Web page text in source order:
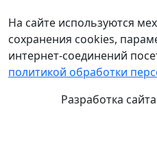
На сайте используются
сохранения cookies,
интернет-соединений
политикой обработки
Разработка